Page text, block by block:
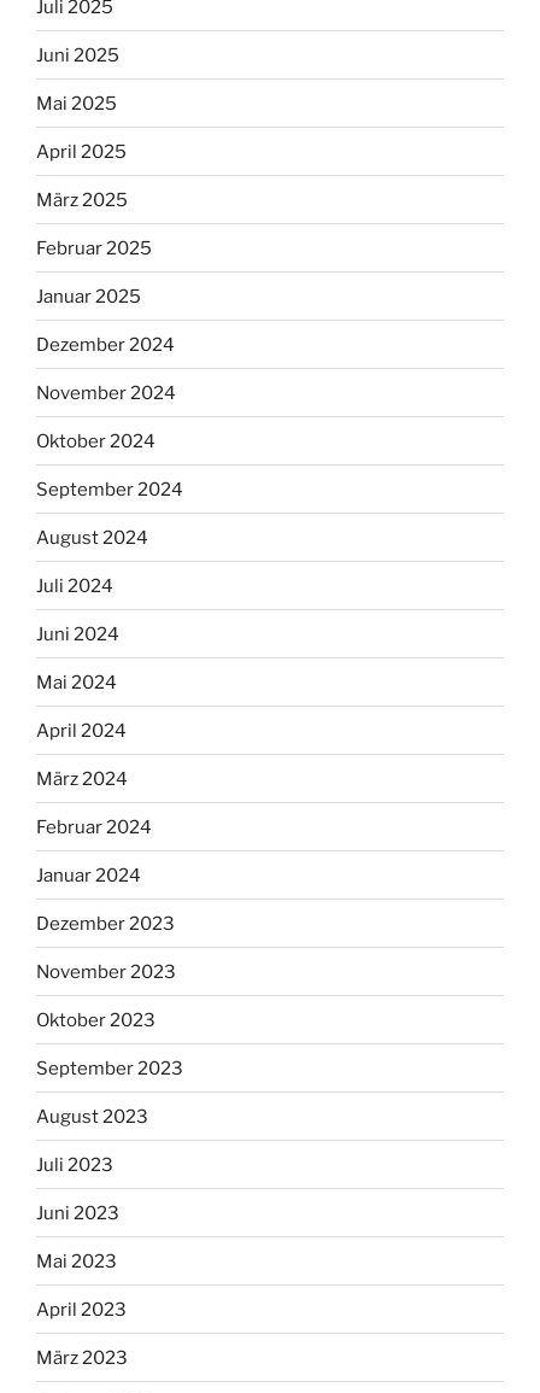
Juli 2025
Juni 2025
Mai 2025
April 2025
März 2025
Februar 2025
Januar 2025
Dezember 2024
November 2024
Oktober 2024
September 2024
August 2024
Juli 2024
Juni 2024
Mai 2024
April 2024
März 2024
Februar 2024
Januar 2024
Dezember 2023
November 2023
Oktober 2023
September 2023
August 2023
Juli 2023
Juni 2023
Mai 2023
April 2023
März 2023